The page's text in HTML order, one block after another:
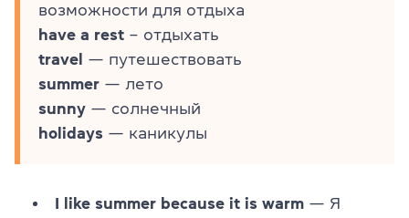
возможности для отдыха
have a rest – отдыхать
travel
— путешествовать
summer — лето
sunny — солнечный
holidays — каникулы
I like summer because it is warm — Я